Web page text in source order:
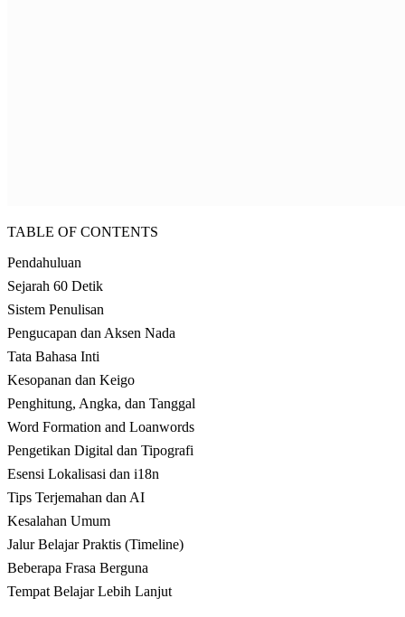
TABLE OF CONTENTS
Pendahuluan
Sejarah 60 Detik
Sistem Penulisan
Pengucapan dan Aksen Nada
Tata Bahasa Inti
Kesopanan dan Keigo
Penghitung, Angka, dan Tanggal
Word Formation and Loanwords
Pengetikan Digital dan Tipografi
Esensi Lokalisasi dan i18n
Tips Terjemahan dan AI
Kesalahan Umum
Jalur Belajar Praktis (Timeline)
Beberapa Frasa Berguna
Tempat Belajar Lebih Lanjut